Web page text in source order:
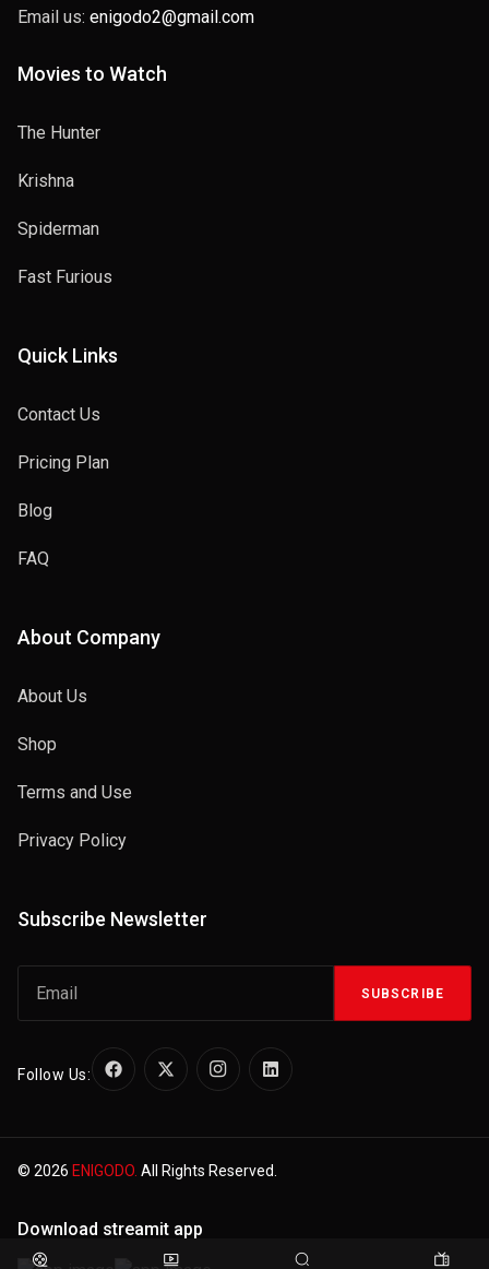
Email us: enigodo2@gmail.com
Movies to Watch
The Hunter
Krishna
Spiderman
Fast Furious
Quick Links
Contact Us
Pricing Plan
Blog
FAQ
About Company
About Us
Shop
Terms and Use
Privacy Policy
Subscribe Newsletter
SUBSCRIBE
Follow Us:
© 2026 ENIGODO. All Rights Reserved.
Download streamit app